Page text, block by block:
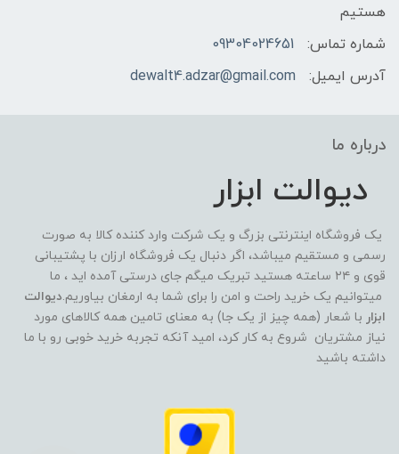
هستیم
شماره تماس:
09304024651
آدرس ایمیل:
dewalt4.adzar@gmail.com
درباره ما
دیوالت ابزار
یک فروشگاه اینترنتی بزرگ و یک شرکت وارد کننده کالا به صورت
رسمی و مستقیم میباشد، اگر دنبال یک فروشگاه ارزان با پشتیبانی
قوی و ۲۴ ساعته هستید تبریک میگم جای درستی آمده اید ، ما
میتوانیم یک خرید راحت و امن را برای شما به ارمغان بیاوریم.دیوالت
ابزار با شعار (همه چیز از یک جا) به معنای تامین همه کالاهای مورد
نیاز مشتریان شروع به کار کرد، امید آنکه تجربه خرید خوبی رو با ما
داشته باشید